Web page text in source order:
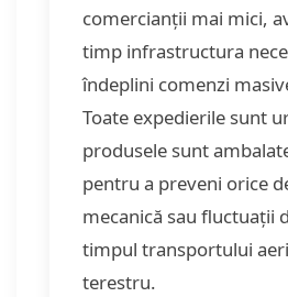
comercianții mai mici,
timp infrastructura
îndeplini comenzi
Toate expedierile sunt
produsele sunt
pentru a preveni orice
mecanică sau fluctuații
timpul transportului
terestru.